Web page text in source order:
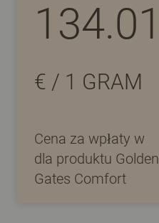
134.01
€ / 1 GRAM
Cena za wpłaty w
dla produktu Golden
Gates Comfort